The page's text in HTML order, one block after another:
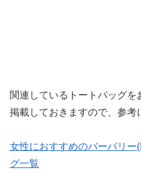
関連しているトートバッグ
掲載しておきますので、参考
女性におすすめのバーバリ
グ一覧